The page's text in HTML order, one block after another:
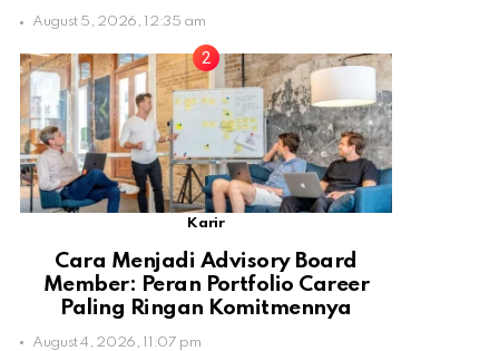
August 5, 2026, 12:35 am
Karir
Cara Menjadi Advisory Board
Member: Peran Portfolio Career
Paling Ringan Komitmennya
August 4, 2026, 11:07 pm